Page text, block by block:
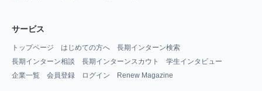
サービス
トップページ はじめての方へ
長期インターン検索
長期インターン相談
長期インターンスカウト
学生インタビュー
企業一覧
会員登録 ログイン Renew Magazine